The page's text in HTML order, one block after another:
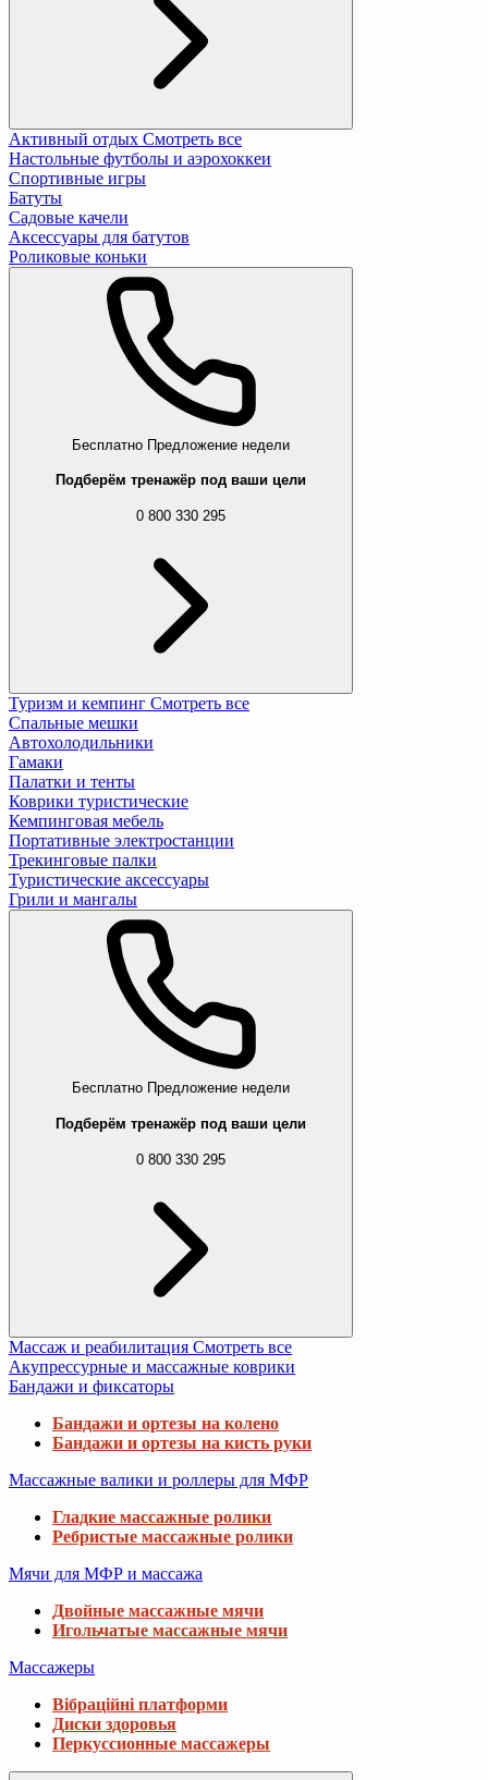
Активный отдых Смотреть все
Настольные футболы и аэрохоккеи
Спортивные игры
Батуты
Садовые качели
Аксессуары для батутов
Роликовые коньки
Бесплатно Предложение недели
Подберём тренажёр под ваши цели
0 800 330 295
Туризм и кемпинг Смотреть все
Спальные мешки
Автохолодильники
Гамаки
Палатки и тенты
Коврики туристические
Кемпинговая мебель
Портативные электростанции
Трекинговые палки
Туристические аксессуары
Грили и мангалы
Бесплатно Предложение недели
Подберём тренажёр под ваши цели
0 800 330 295
Массаж и реабилитация Смотреть все
Акупрессурные и массажные коврики
Бандажи и фиксаторы
Бандажи и ортезы на колено
Бандажи и ортезы на кисть руки
Массажные валики и роллеры для МФР
Гладкие массажные ролики
Ребристые массажные ролики
Мячи для МФР и массажа
Двойные массажные мячи
Игольчатые массажные мячи
Массажеры
Вібраційні платформи
Диски здоровья
Перкуссионные массажеры